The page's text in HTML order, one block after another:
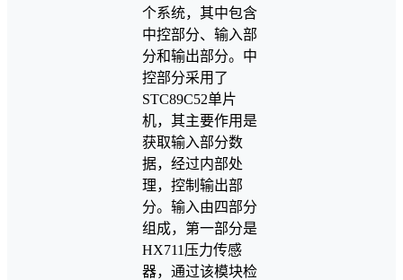
个系统，其中包含
中控部分、输入部
分和输出部分。中
控部分采用了
STC89C52单片
机，其主要作用是
获取输入部分数
据，经过内部处
理，控制输出部
分。输入由四部分
组成，第一部分是
HX711压力传感
器，通过该模块检